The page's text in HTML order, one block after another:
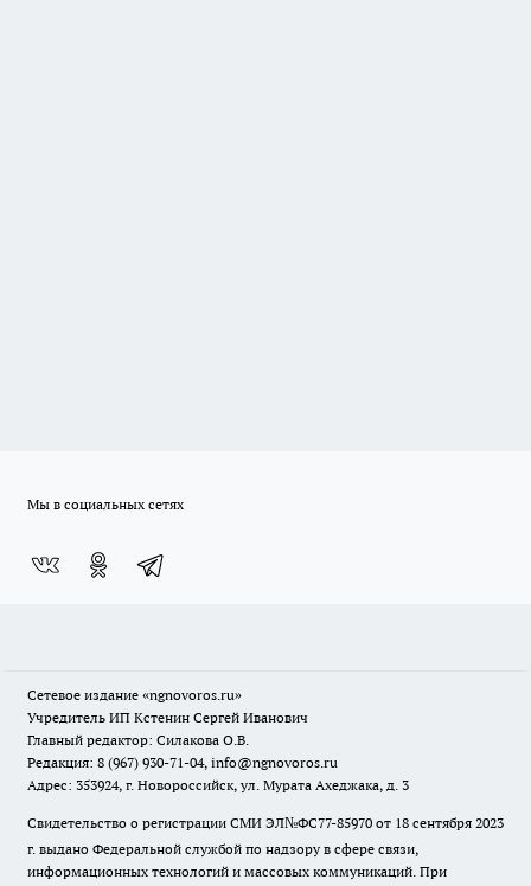
Мы в социальных сетях
Сетевое издание «ngnovoros.ru»
Учредитель ИП Кстенин Сергей Иванович
Главный редактор: Силакова О.В.
Редакция: 8 (967) 930-71-04, info@ngnovoros.ru
Адрес: 353924, г. Новороссийск, ул. Мурата Ахеджака, д. 3
Свидетельство о регистрации СМИ ЭЛ№ФС77-85970 от 18 сентября 2023
г. выдано Федеральной службой по надзору в сфере связи,
информационных технологий и массовых коммуникаций. При